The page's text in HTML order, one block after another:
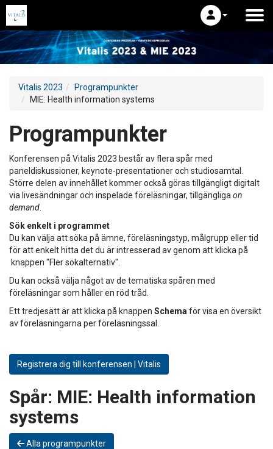
Vitalis 2023
Programpunkter
MIE: Health information systems
Programpunkter
Konferensen på Vitalis 2023 består av flera spår med
paneldiskussioner, keynote-presentationer och studiosamtal.
Större delen av innehållet kommer också göras tillgängligt digitalt
via livesändningar och inspelade föreläsningar, tillgängliga on
demand
Sök enkelt i programmet
Du kan välja att söka på ämne, föreläsningstyp, målgrupp eller tid
för att enkelt hitta det du är intresserad av genom att klicka på
knappen "Fler sökalternativ".
Du kan också välja något av de tematiska spåren med
föreläsningar som håller en röd tråd.
Ett tredjesätt är att klicka på knappen Schema för visa en översikt
av föreläsningarna per föreläsningssal.
Registrera dig till konferensen | Vitalis
Spår: MIE: Health information
systems
Alla programpunkter